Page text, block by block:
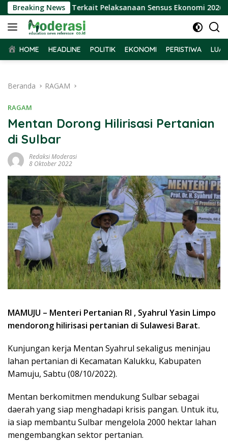
Langsung
ke
konten
Breaking News
BPS Terkait Pelaksanaan Sensus Ekonomi 2026
HOME HEADLINE POLITIK EKONOMI PERISTIWA
Beranda RAGAM
RAGAM
Mentan Dorong Hilirisasi Pertanian
di Sulbar
Redaksi Moderasi
8 Oktober 2022
MAMUJU – Menteri Pertanian RI , Syahrul Yasin Limpo
mendorong hilirisasi pertanian di Sulawesi Barat.
Kunjungan kerja Mentan Syahrul sekaligus meninjau
lahan pertanian di Kecamatan Kalukku, Kabupaten
Mamuju, Sabtu (08/10/2022).
Mentan berkomitmen mendukung Sulbar sebagai
daerah yang siap menghadapi krisis pangan. Untuk itu,
ia siap membantu Sulbar mengelola 2000 hektar lahan
mengembangkan sektor pertanian.